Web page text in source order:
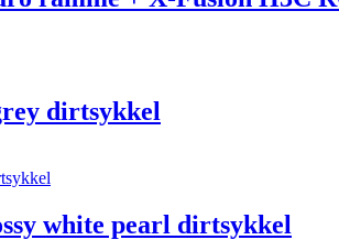
dirtsykkel
white pearl dirtsykkel